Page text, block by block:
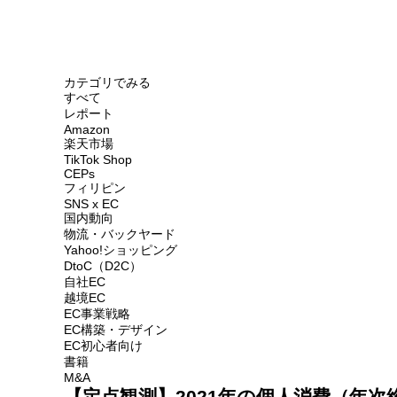
カテゴリでみる
すべて
レポート
Amazon
楽天市場
TikTok Shop
CEPs
フィリピン
SNS x EC
国内動向
物流・バックヤード
Yahoo!ショッピング
DtoC（D2C）
自社EC
越境EC
EC事業戦略
EC構築・デザイン
EC初心者向け
書籍
M&A